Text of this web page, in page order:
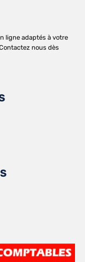
ligne adaptés à votre
nous dès